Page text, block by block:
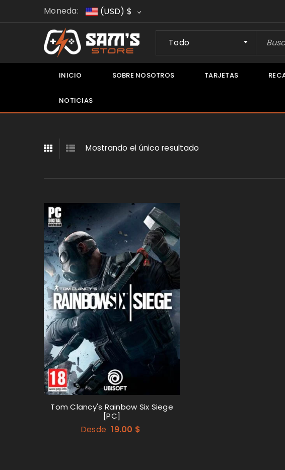
ACCEDER
Nombre de usuario o correo electrónico
Contraseña
Moneda: (USD) $
Todo
INICIO SOBRE NOSOTROS TARJETAS
NOTICIAS
Mostrando el único resultado
Tom Clancy's Rainbow Six Siege
[PC]
Desde 19.00 $